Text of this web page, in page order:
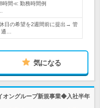
時間≪ 勤務時間例
日の希望を2週間前に提出→ 管
…
気になる
オングループ新規事業◆入社半年